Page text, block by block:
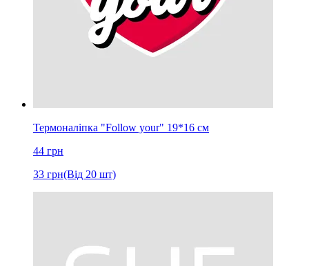
Термоналіпка "Follow your" 19*16 см
44 грн
33 грн(Від 20 шт)